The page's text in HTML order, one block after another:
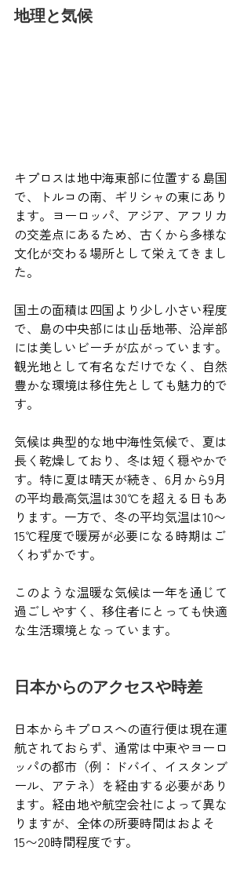
地理と気候
キプロスは地中海東部に位置する島国
で、トルコの南、ギリシャの東にあり
ます。ヨーロッパ、アジア、アフリカ
の交差点にあるため、古くから多様な
文化が交わる場所として栄えてきまし
た。
国土の面積は四国より少し小さい程度
で、島の中央部には山岳地帯、沿岸部
には美しいビーチが広がっています。
観光地として有名なだけでなく、自然
豊かな環境は移住先としても魅力的で
す。
気候は典型的な地中海性気候で、夏は
長く乾燥しており、冬は短く穏やかで
す。特に夏は晴天が続き、6月から9月
の平均最高気温は30℃を超える日もあ
ります。一方で、冬の平均気温は10〜
15℃程度で暖房が必要になる時期はご
くわずかです。
このような温暖な気候は一年を通じて
過ごしやすく、移住者にとっても快適
な生活環境となっています。
日本からのアクセスや時差
日本からキプロスへの直行便は現在運
航されておらず、通常は中東やヨーロ
ッパの都市（例：ドバイ、イスタンブ
ール、アテネ）を経由する必要があり
ます。経由地や航空会社によって異な
りますが、全体の所要時間はおよそ
15〜20時間程度です。